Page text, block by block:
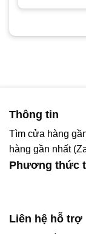
Thông tin
Tìm cửa hàng
hàng gần nhất
Phương thức
Liên hệ hỗ trợ